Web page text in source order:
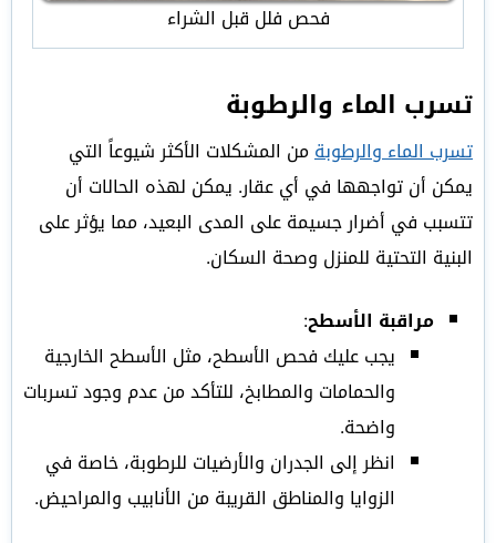
فحص فلل قبل الشراء
تسرب الماء والرطوبة
تسرب الماء والرطوبةمن المشكلات الأكثر شيوعاً التي
يمكن أن تواجهها في أي عقار. يمكن لهذه الحالات أن
تتسبب في أضرار جسيمة على المدى البعيد، مما يؤثر على
البنية التحتية للمنزل وصحة السكان.
مراقبة الأسطح:
يجب عليك فحص الأسطح، مثل الأسطح الخارجية
والحمامات والمطابخ، للتأكد من عدم وجود تسربات
واضحة.
انظر إلى الجدران والأرضيات للرطوبة، خاصة في
الزوايا والمناطق القريبة من الأنابيب والمراحيض.